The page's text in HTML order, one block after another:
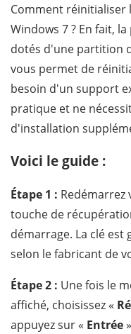
Comment réinitialiser
Windows 7 ? En fait,
dotés d'une partition
vous permet de
besoin d'un support
pratique et ne
d'installation
Voici le guide :
Étape 1 : Redémarrez
touche de
démarrage. La clé est
selon le fabricant de
Étape 2 : Une fois le
affiché, choisissez «
appuyez sur « Entrée